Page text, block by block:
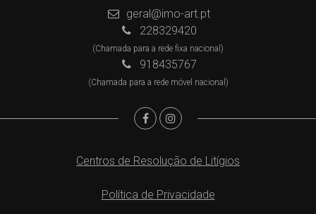
geral@imo-art.pt
228329420
(Chamada para a rede fixa nacional)
918435767
(Chamada para a rede móvel nacional)
Centros de Resolução de Litígios
Política de Privacidade